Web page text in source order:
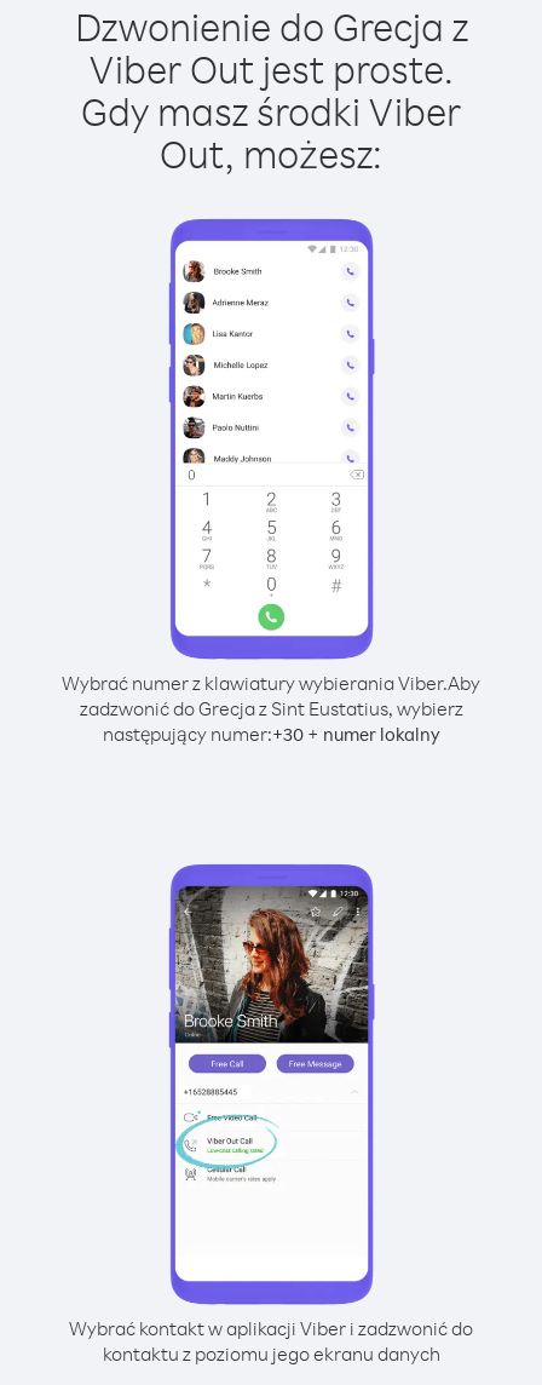
Dzwonienie do Grecja z
Viber Out jest proste.
Gdy masz środki Viber
Out, możesz:
Wybrać numer z klawiatury wybierania Viber.Aby
zadzwonić do Grecja z Sint Eustatius, wybierz
następujący numer:+30+ numer lokalny
Wybrać kontakt w aplikacji Viber i zadzwonić do
kontaktu z poziomu jego ekranu danych